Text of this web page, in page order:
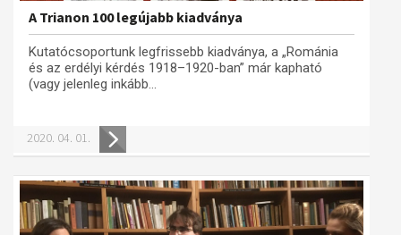
A Trianon 100 legújabb kiadványa
Kutatócsoportunk legfrissebb kiadványa, a „Románia
és az erdélyi kérdés 1918–1920-ban” már kapható
(vagy jelenleg inkább...
2020. 04. 01.